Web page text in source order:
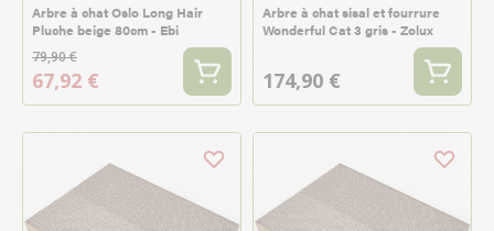
Arbre à chat Oslo Long Hair
Pluche beige 80cm - Ebi
79,90 €
67,92 €
Arbre à chat sisal et fourrure
Wonderful Cat 3 gris - Zolux
174,90 €